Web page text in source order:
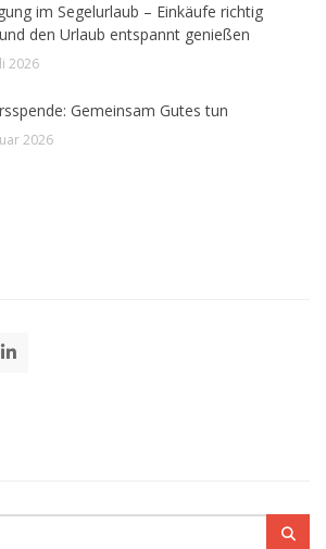
im Segelurlaub – Einkäufe richtig
den Urlaub entspannt genießen
2026
Gemeinsam Gutes tun
2026